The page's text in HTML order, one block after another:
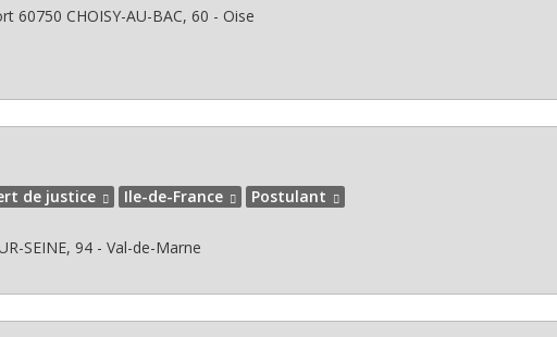
60750 CHOISY-AU-BAC, 60 - Oise
de justice Ile-de-France Postulant
SEINE, 94 - Val-de-Marne